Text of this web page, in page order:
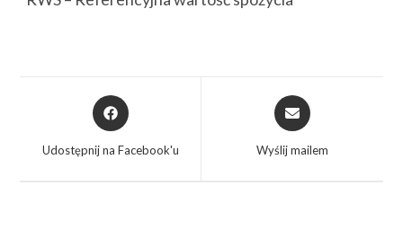
Udostępnij na Facebook'u Wyślij mailem